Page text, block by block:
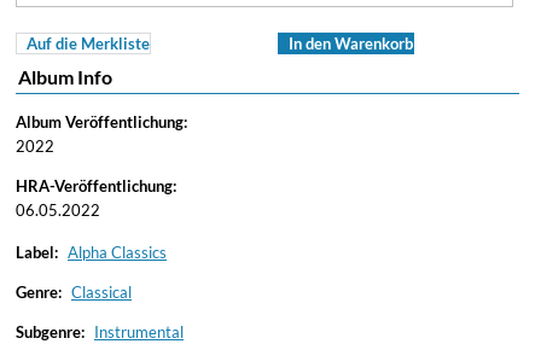
Auf die Merkliste In den Warenkorb
Album Info
Album Veröffentlichung:
2022
HRA-Veröffentlichung:
06.05.2022
Label: Alpha Classics
Genre: Classical
Subgenre: Instrumental